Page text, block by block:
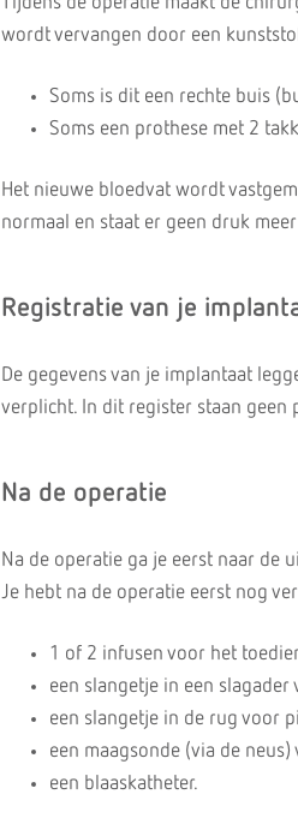
wordt vervangen door een
Soms is dit een rechte buis
Soms een prothese met 2
Het nieuwe bloedvat wordt
normaal en staat er geen druk
Registratie van je
De gegevens van je implantaat
verplicht. In dit register staan geen
Na de operatie
Na de operatie ga je eerst naar de
Je hebt na de operatie eerst nog
1 of 2 infusen voor het
een slangetje in een
een slangetje in de rug voor
een maagsonde (via de
een blaaskatheter.